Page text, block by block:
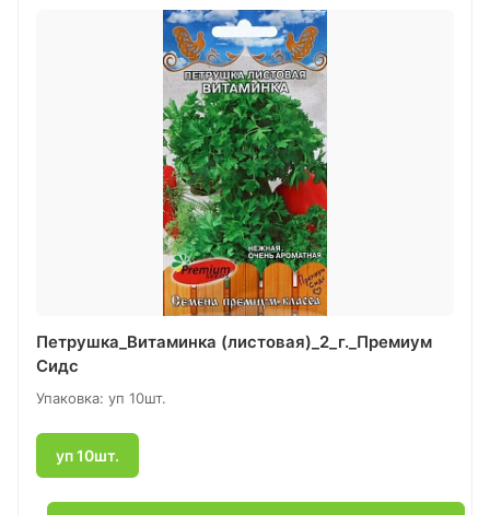
Петрушка_Витаминка (листовая)_2_г._Премиум
Сидс
Упаковка: уп 10шт.
уп 10шт.